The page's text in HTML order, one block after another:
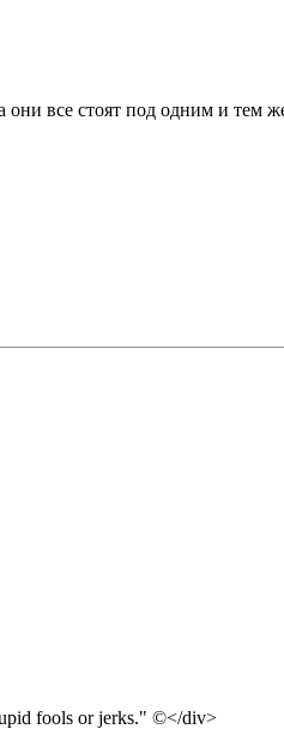
они все стоят под одним и тем
fools or jerks." ©</div>